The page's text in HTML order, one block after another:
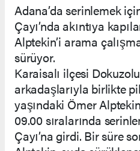
Adana’da serinlemek
Çayı’nda akıntıya
Alptekin’i arama
sürüyor.
Karaisalı ilçesi
arkadaşlarıyla birlikte
yaşındaki Ömer
09.00 sıralarında
Çayı’na girdi. Bir süre